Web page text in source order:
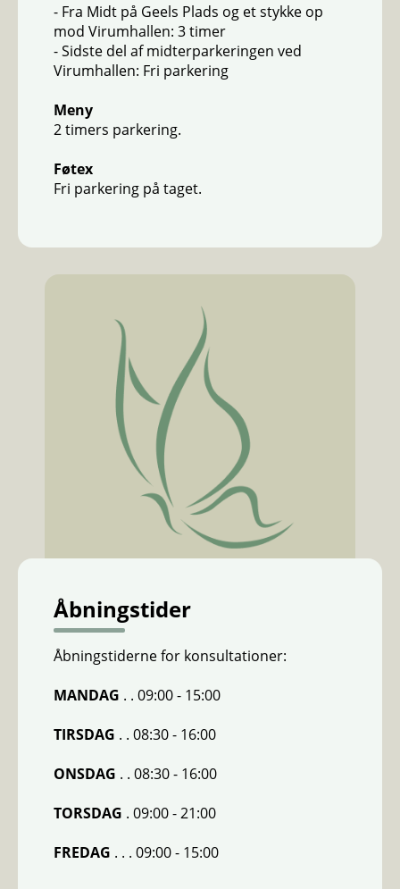
- Fra Midt på Geels Plads og et stykke op
mod Virumhallen: 3 timer
- Sidste del af midterparkeringen ved
Virumhallen: Fri parkering
Meny
2 timers parkering.
Føtex
Fri parkering på taget.
Åbningstider
Åbningstiderne for konsultationer:
MANDAG . . 09:00 - 15:00
TIRSDAG . . 08:30 - 16:00
ONSDAG . . 08:30 - 16:00
TORSDAG . 09:00 - 21:00
FREDAG . . . 09:00 - 15:00